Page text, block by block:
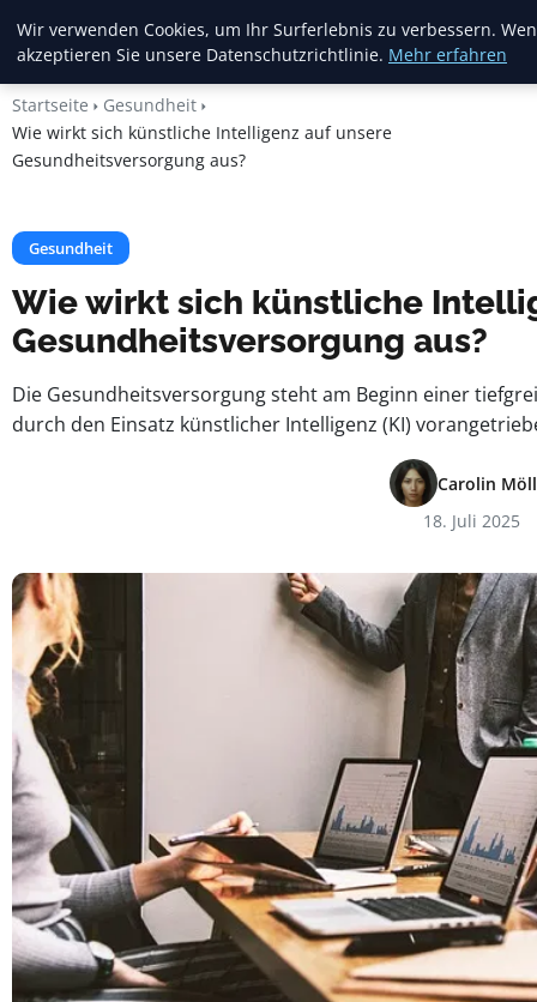
Crema Gelato
Startseite
Gesundheit
Wie wirkt sich künstliche Intelligenz auf unsere
Gesundheitsversorgung aus?
Gesundheit
Wie wirkt sich künstliche
Gesundheitsversorgung aus?
Die Gesundheitsversorgung steht am Beginn einer
durch den Einsatz künstlicher Intelligenz (KI)
Carolin
18. Juli 2025
Wir verwenden Cookies, um Ihr Surferlebnis zu verbessern.
akzeptieren Sie unsere Datenschutzrichtlinie. Mehr erfahren